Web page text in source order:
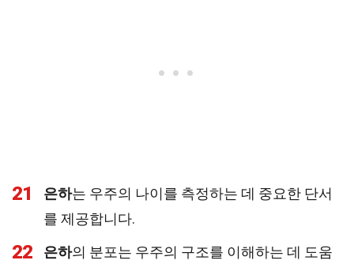
21 은하는 우주의 나이를 측정하는 데 중요한 단서
를 제공합니다.
22 은하의 분포는 우주의 구조를 이해하는 데 도움